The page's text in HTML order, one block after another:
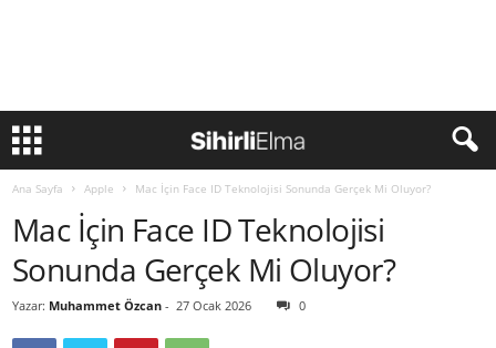
Ana Sayfa Apple Mac İçin Face ID Teknolojisi Sonunda Gerçek Mi Oluyor?
Mac İçin Face ID Teknolojisi
Sonunda Gerçek Mi Oluyor?
Yazar: Muhammet Özcan - 27 Ocak 2026 0